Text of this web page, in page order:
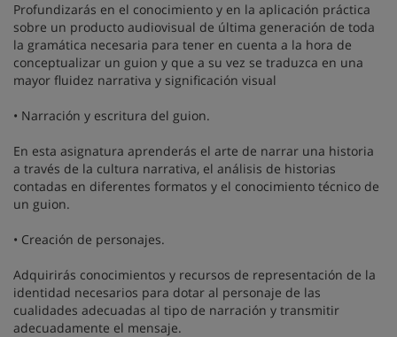
Profundizarás en el conocimiento y en la aplicación práctica
sobre un producto audiovisual de última generación de toda
la gramática necesaria para tener en cuenta a la hora de
conceptualizar un guion y que a su vez se traduzca en una
mayor fluidez narrativa y significación visual
• Narración y escritura del guion.
En esta asignatura aprenderás el arte de narrar una historia
a través de la cultura narrativa, el análisis de historias
contadas en diferentes formatos y el conocimiento técnico de
un guion.
• Creación de personajes.
Adquirirás conocimientos y recursos de representación de la
identidad necesarios para dotar al personaje de las
cualidades adecuadas al tipo de narración y transmitir
adecuadamente el mensaje.